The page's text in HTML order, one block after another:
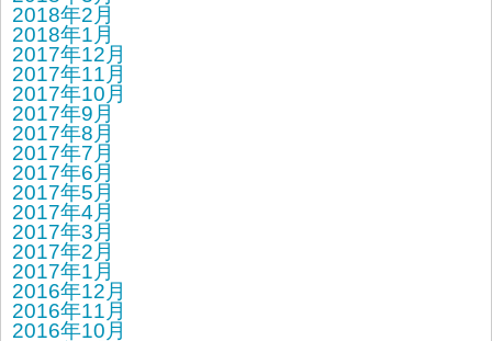
2018年2月
2018年1月
2017年12月
2017年11月
2017年10月
2017年9月
2017年8月
2017年7月
2017年6月
2017年5月
2017年4月
2017年3月
2017年2月
2017年1月
2016年12月
2016年11月
2016年10月